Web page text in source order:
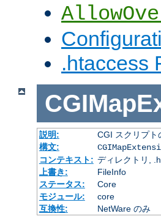
.htaccess
説明:
CGI スクリプト
構文:
コンテキスト: ディレクトリ,
上書き:
FileInfo
ステータス:
Core
モジュール:
core
互換性:
NetWare のみ